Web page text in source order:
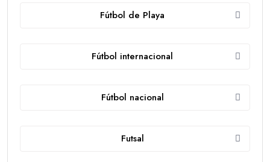
Fútbol de Playa
Fútbol internacional
Fútbol nacional
Futsal